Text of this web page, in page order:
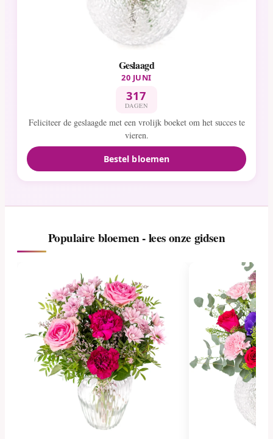
Geslaagd
20 JUNI
317
DAGEN
Feliciteer de geslaagde met een vrolijk boeket om het succes te
vieren.
Bestel bloemen
Populaire bloemen - lees onze gidsen